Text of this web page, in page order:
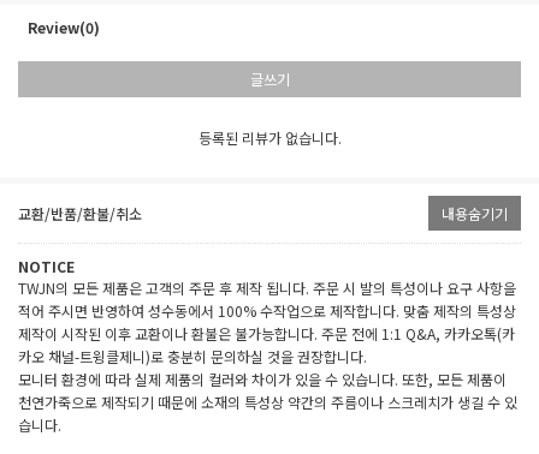
Review(0)
글쓰기
등록된 리뷰가 없습니다.
교환/반품/환불/취소 내용숨기기
NOTICE
TWJN의 모든 제품은 고객의 주문 후 제작 됩니다. 주문 시 발의 특성이나 요구 사항을
적어 주시면 반영하여 성수동에서 100% 수작업으로 제작합니다. 맞춤 제작의 특성상
제작이 시작된 이후 교환이나 환불은 불가능합니다. 주문 전에 1:1 Q&A, 카카오톡(카
카오 채널-트윙클제니)로 충분히 문의하실 것을 권장합니다.
모니터 환경에 따라 실제 제품의 컬러와 차이가 있을 수 있습니다. 또한, 모든 제품이
천연가죽으로 제작되기 때문에 소재의 특성상 약간의 주름이나 스크레치가 생길 수 있
습니다.